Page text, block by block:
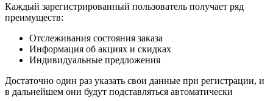
Каждый зарегистрированный пользователь получает ряд
преимуществ:
Отслеживания состояния заказа
Информация об акциях и скидках
Индивидуальные предложения
Достаточно один раз указать свои данные при регистрации, и
в дальнейшем они будут подставляться автоматически